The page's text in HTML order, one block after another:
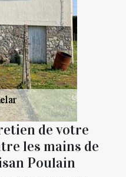
de votre
les mains de
Poulain